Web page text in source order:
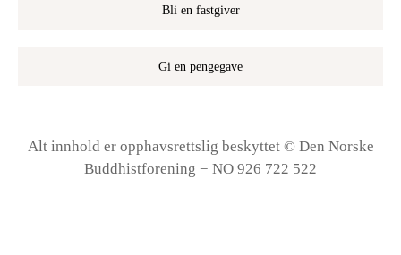
Bli en fastgiver
Gi en pengegave
Alt innhold er opphavsrettslig beskyttet © Den Norske
Buddhistforening − NO 926 722 522